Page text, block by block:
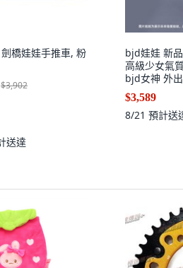
橋娃娃手推車, 粉
$3,902
送達
bjd娃娃 新
高級少女氣
bjd女神 外
裸娃：不帶妝
$3,589
8/21 預計送